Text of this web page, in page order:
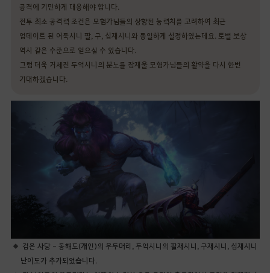
공격에 기민하게 대응해야 합니다.
전투 최소 공격력 조건은 모험가님들의 상향된 능력치를 고려하여 최근
업데이트 된 어둑시니 팔, 구, 십재시니와 동일하게 설정하였는데요. 토벌 보상
역시 같은 수준으로 얻으실 수 있습니다.
그럼 더욱 거세진 두억시니의 분노를 잠재울 모험가님들의 활약을 다시 한번
기대하겠습니다.
검은 사당 - 동해도(개인)의 우두머리, 두억시니의 팔재시니, 구재시니, 십재시니
난이도가 추가되었습니다.